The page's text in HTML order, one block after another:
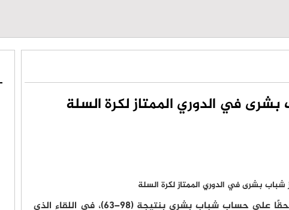
في الدوري الممتاز لكرة السلة
حقق فريق اتحاد عمّان فوزًا مستحقًا على حساب شباب بشرى بنتيجة (98–63)، في اللقاء الذي